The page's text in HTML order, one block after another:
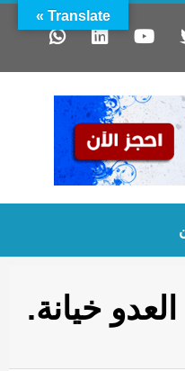
خيانة.
Translate »